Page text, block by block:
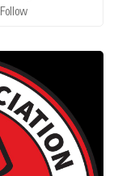
Follow